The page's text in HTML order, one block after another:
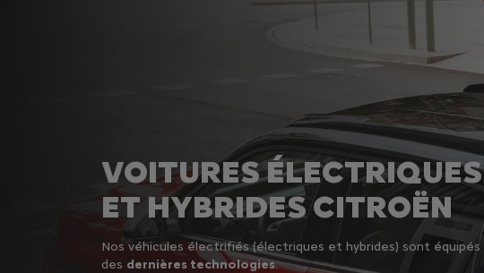
VOITURES ÉLECTRIQUES
ET HYBRIDES CITROËN
Nos véhicules électrifiés (électriques et hybrides) sont équipés
des dernières technologies.